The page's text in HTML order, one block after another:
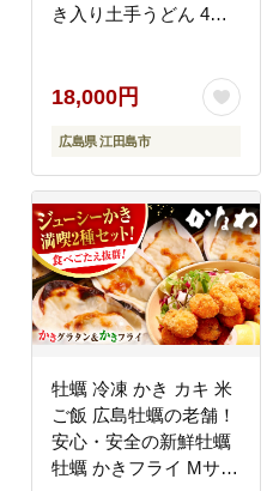
き入り土手うどん 4個
田島市/株式会社かなわ
18,000円
広島県 江田島市
牡蠣 冷凍 かき カキ 米
ご飯 広島牡蠣の老舗！
安心・安全の新鮮牡蠣
牡蠣 かきフライ Mサイ